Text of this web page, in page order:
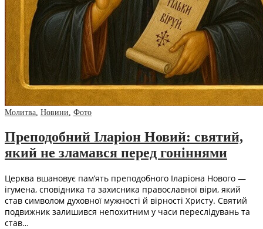
Молитва Новини Фото
Преподобний Іларіон Новий: святий,
який не зламався перед гоніннями
Церква вшановує пам’ять преподобного Іларіона Нового —
ігумена, сповідника та захисника православної віри, який
став символом духовної мужності й вірності Христу. Святий
подвижник залишився непохитним у часи переслідувань та
став…